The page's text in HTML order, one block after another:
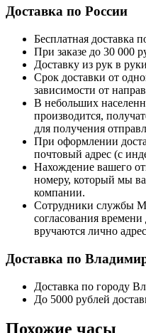
Доставка по России
Бесплатная доставка
При заказе до 30 000
Доставку из рук в
Срок доставки от
зависимости от
В небольших
производится,
для получения
При оформлении
почтовый адрес (с
Нахождение вашего
номеру, который мы
компании.
Сотрудники службы
согласования
вручаются лично
Доставка по
Доставка по городу
До 5000 рублей
Похожие часы